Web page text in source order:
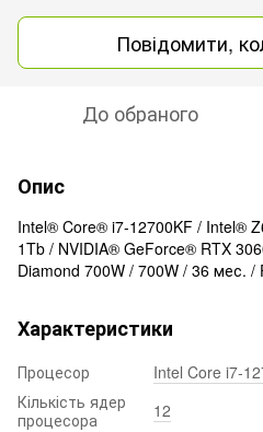
Повідомити,
До обраного
Опис
Intel® Core® i7-12700KF / Intel®
1Tb / NVIDIA® GeForce® RTX
Diamond 700W / 700W / 36 мес. /
Характеристики
Процесор
Intel Core i7-
Кількість ядер
процесора
12